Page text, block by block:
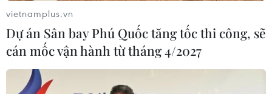
vietnamplus.vn
Dự án Sân bay Phú Quốc tăng tốc thi công, sẽ
cán mốc vận hành từ tháng 4/2027